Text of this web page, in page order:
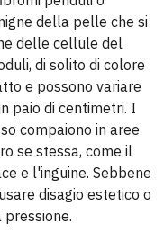
della pelle che si
delle cellule del
di solito di colore
e possono variare
paio di centimetri. I
compaiono in aree
se stessa, come il
e l'inguine. Sebbene
disagio estetico o